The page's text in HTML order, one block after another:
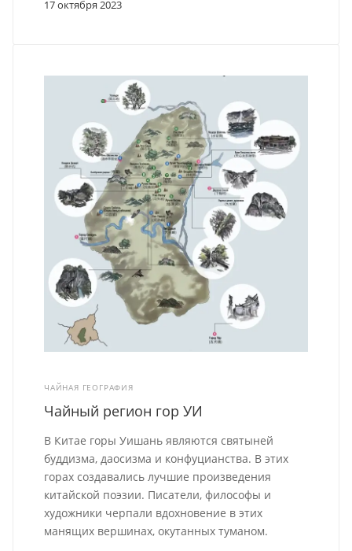
17 октября 2023
ЧАЙНАЯ ГЕОГРАФИЯ
Чайный регион гор УИ
В Китае горы Уишань являются святыней
буддизма, даосизма и конфуцианства. В этих
горах создавались лучшие произведения
китайской поэзии. Писатели, философы и
художники черпали вдохновение в этих
манящих вершинах, окутанных туманом.